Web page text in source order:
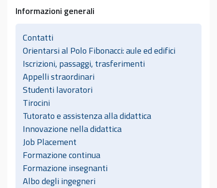
Informazioni generali
Contatti
Orientarsi al Polo Fibonacci: aule ed edifici
Iscrizioni, passaggi, trasferimenti
Appelli straordinari
Studenti lavoratori
Tirocini
Tutorato e assistenza alla didattica
Innovazione nella didattica
Job Placement
Formazione continua
Formazione insegnanti
Albo degli ingegneri